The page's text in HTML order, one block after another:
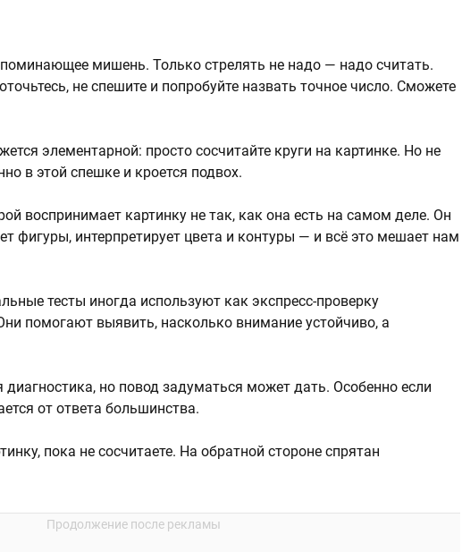
мишень. Только стрелять не надо — надо считать.
не спешите и попробуйте назвать точное число. Сможете
элементарной: просто сосчитайте круги на картинке. Но не
в этой спешке и кроется подвох.
воспринимает картинку не так, как она есть на самом деле. Он
фигуры, интерпретирует цвета и контуры — и всё это мешает нам
тесты иногда используют как экспресс-проверку
помогают выявить, насколько внимание устойчиво, а
диагностика, но повод задуматься может дать. Особенно если
от ответа большинства.
пока не сосчитаете. На обратной стороне спрятан